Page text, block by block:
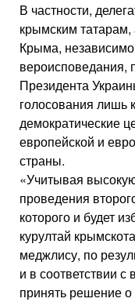
В частности,
крымским татарам,
Крыма,
вероисповедания,
Президента
голосования лишь
демократические
европейской и
страны.
«Учитывая
проведения
которого и будет
курултай
меджлису, по
и в соответствии
принять решение о